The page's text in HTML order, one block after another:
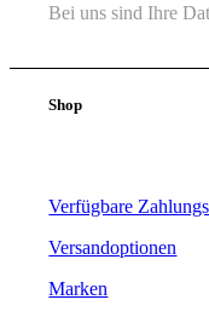
Bei uns sind Ihre
Shop
Verfügbare
Versandoptionen
Marken